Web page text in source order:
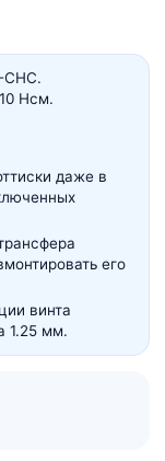
Нсм.
даже в
его
винта
1.25 мм.